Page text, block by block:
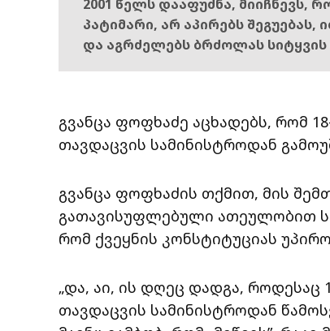
2001 წელს დააფუძნა, მიიჩნევს,
პატიმარი, არ აპირებს
და აგრძელებს ბრძოლას
გვანცა ფოფხაძე აცხადებს, რომ
თავდაცვის სამინისტროდან
გვანცა ფოფხაძის თქმით, მის
გათავისუფლებული ათეულობით
რომ ქვეყნის კონსტიტუციას
„და, აი, ის დღეც დადგა, როდესაც
თავდაცვის სამინისტროდან